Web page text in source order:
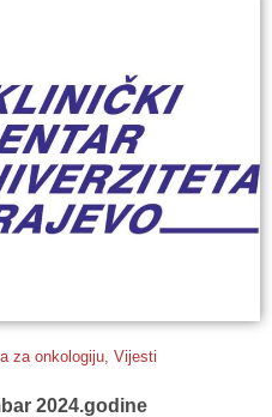
za onkologiju Vijesti
2024.godine